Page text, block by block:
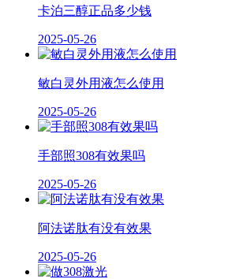
卡泊三醇正品多少钱
2025-05-26
敏白灵外用液怎么使用
2025-05-26
手部照308有效果吗
2025-05-26
阿法诺肽有没有效果
2025-05-26